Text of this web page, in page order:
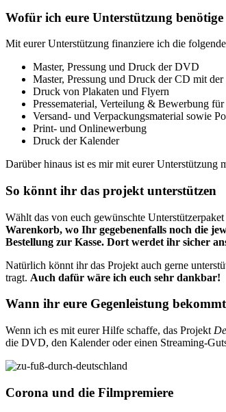
Wofür ich eure Unterstützung benötige
Mit eurer Unterstützung finanziere ich die
Master, Pressung und Druck der DVD
Master, Pressung und Druck der CD mit
Druck von Plakaten und Flyern
Pressematerial, Verteilung & Bewerbung
Versand- und Verpackungsmaterial sowie
Print- und Onlinewerbung
Druck der Kalender
Darüber hinaus ist es mir mit eurer Unterstützung
So könnt ihr das projekt unterstützen
Wählt das von euch gewünschte
Warenkorb, wo Ihr gegebenenfalls noch die
Bestellung zur Kasse. Dort werdet ihr sicher
Natürlich könnt ihr das Projekt auch gerne
tragt. Auch dafür wäre ich euch sehr dankbar!
Wann ihr eure Gegenleistung bekommt
Wenn ich es mit eurer Hilfe schaffe, das Projekt
die DVD, den Kalender oder einen Streaming-
Corona und die Filmpremiere